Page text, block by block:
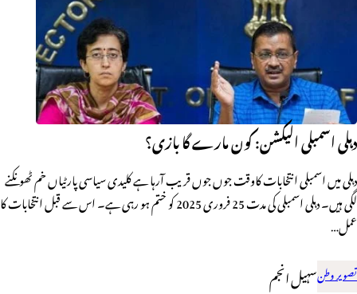
دہلی اسمبلی الیکشن: کون مارے گا بازی؟
دہلی میں اسمبلی انتخابات کاوقت جوں جوں قریب آرہا ہے کلیدی سیاسی پارٹیاں خم ٹھونکنے
لگی ہیں۔ دہلی اسمبلی کی مدت 25 فروری 2025 کو ختم ہو رہی ہے۔ اس سے قبل انتخابات کا
عمل…
تصویر وطنسہیل انجم